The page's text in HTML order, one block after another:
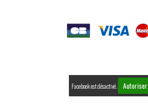
Facebook est désactivé. Autoriser